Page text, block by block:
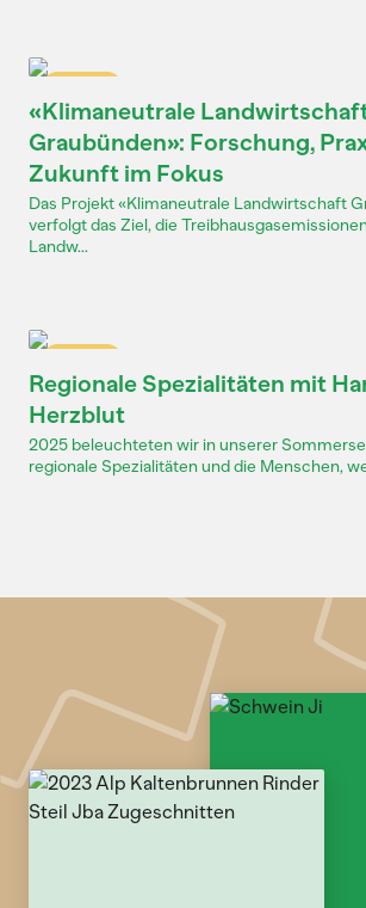
«Klimaneutrale
Graubünden»: Forschung,
Zukunft im Fokus
Das Projekt «Klimaneutrale Landwirtschaft
verfolgt das Ziel, die
Landw...
Regionale Spezialitäten mit
Herzblut
2025 beleuchteten wir in unserer
regionale Spezialitäten und die Menschen,